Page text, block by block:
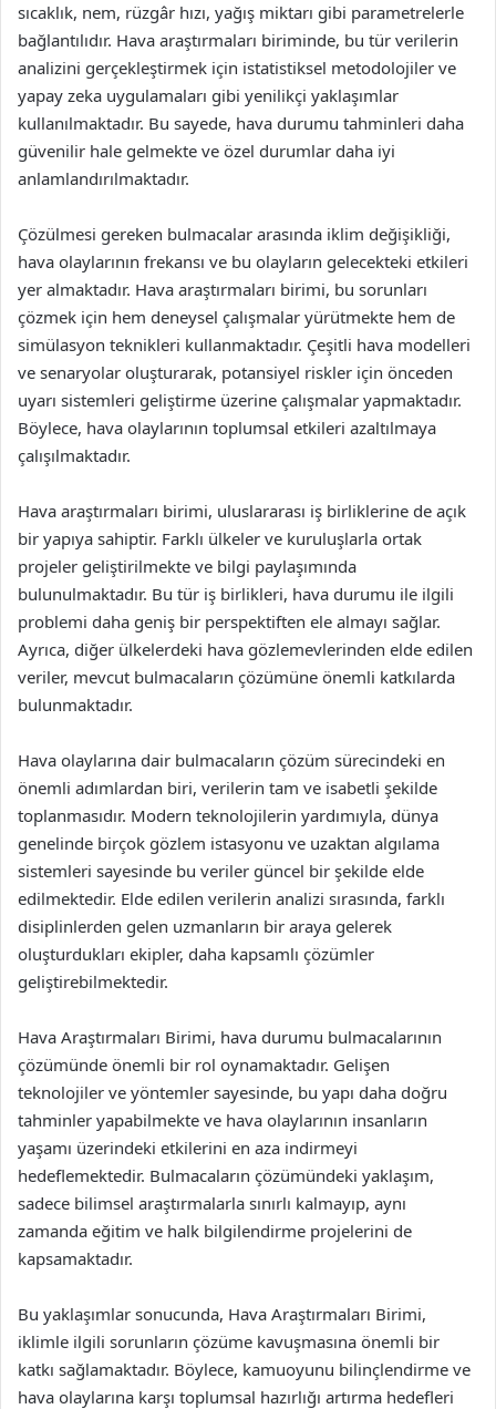
sıcaklık, nem, rüzgâr hızı, yağış miktarı gibi parametrelerle
bağlantılıdır. Hava araştırmaları biriminde, bu tür verilerin
analizini gerçekleştirmek için istatistiksel metodolojiler ve
yapay zeka uygulamaları gibi yenilikçi yaklaşımlar
kullanılmaktadır. Bu sayede, hava durumu tahminleri daha
güvenilir hale gelmekte ve özel durumlar daha iyi
anlamlandırılmaktadır.
Çözülmesi gereken bulmacalar arasında iklim değişikliği,
hava olaylarının frekansı ve bu olayların gelecekteki etkileri
yer almaktadır. Hava araştırmaları birimi, bu sorunları
çözmek için hem deneysel çalışmalar yürütmekte hem de
simülasyon teknikleri kullanmaktadır. Çeşitli hava modelleri
ve senaryolar oluşturarak, potansiyel riskler için önceden
uyarı sistemleri geliştirme üzerine çalışmalar yapmaktadır.
Böylece, hava olaylarının toplumsal etkileri azaltılmaya
çalışılmaktadır.
Hava araştırmaları birimi, uluslararası iş birliklerine de açık
bir yapıya sahiptir. Farklı ülkeler ve kuruluşlarla ortak
projeler geliştirilmekte ve bilgi paylaşımında
bulunulmaktadır. Bu tür iş birlikleri, hava durumu ile ilgili
problemi daha geniş bir perspektiften ele almayı sağlar.
Ayrıca, diğer ülkelerdeki hava gözlemevlerinden elde edilen
veriler, mevcut bulmacaların çözümüne önemli katkılarda
bulunmaktadır.
Hava olaylarına dair bulmacaların çözüm sürecindeki en
önemli adımlardan biri, verilerin tam ve isabetli şekilde
toplanmasıdır. Modern teknolojilerin yardımıyla, dünya
genelinde birçok gözlem istasyonu ve uzaktan algılama
sistemleri sayesinde bu veriler güncel bir şekilde elde
edilmektedir. Elde edilen verilerin analizi sırasında, farklı
disiplinlerden gelen uzmanların bir araya gelerek
oluşturdukları ekipler, daha kapsamlı çözümler
geliştirebilmektedir.
Hava Araştırmaları Birimi, hava durumu bulmacalarının
çözümünde önemli bir rol oynamaktadır. Gelişen
teknolojiler ve yöntemler sayesinde, bu yapı daha doğru
tahminler yapabilmekte ve hava olaylarının insanların
yaşamı üzerindeki etkilerini en aza indirmeyi
hedeflemektedir. Bulmacaların çözümündeki yaklaşım,
sadece bilimsel araştırmalarla sınırlı kalmayıp, aynı
zamanda eğitim ve halk bilgilendirme projelerini de
kapsamaktadır.
Bu yaklaşımlar sonucunda, Hava Araştırmaları Birimi,
iklimle ilgili sorunların çözüme kavuşmasına önemli bir
katkı sağlamaktadır. Böylece, kamuoyunu bilinçlendirme ve
hava olaylarına karşı toplumsal hazırlığı artırma hedefleri